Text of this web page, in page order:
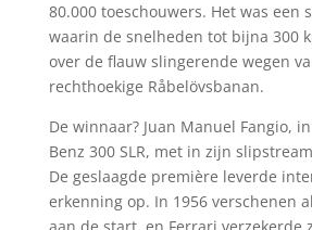
80.000 toeschouwers. Het was een
waarin de snelheden tot bijna 300
over de flauw slingerende wegen
rechthoekige Råbelövsbanan.
De winnaar? Juan Manuel Fangio,
Benz 300 SLR, met in zijn
De geslaagde première leverde
erkenning op. In 1956 verschenen